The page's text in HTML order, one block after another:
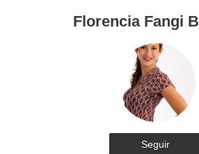
Florencia Fangi
Seguir